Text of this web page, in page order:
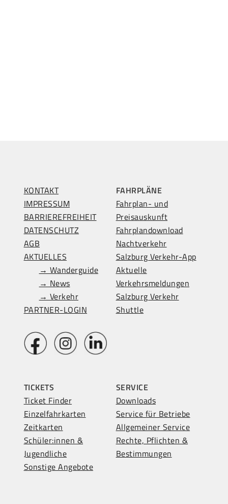
KONTAKT
IMPRESSUM
BARRIEREFREIHEIT
DATENSCHUTZ
AGB
AKTUELLES
→ Wanderguide
→ News
→ Verkehr
PARTNER-LOGIN
FAHRPLÄNE
Fahrplan- und
Preisauskunft
Fahrplandownload
Nachtverkehr
Salzburg Verkehr-App
Aktuelle
Verkehrsmeldungen
Salzburg Verkehr
Shuttle
TICKETS
Ticket Finder
Einzelfahrkarten
Zeitkarten
Schüler:innen &
Jugendliche
Sonstige Angebote
SERVICE
Downloads
Service für Betriebe
Allgemeiner Service
Rechte, Pflichten &
Bestimmungen